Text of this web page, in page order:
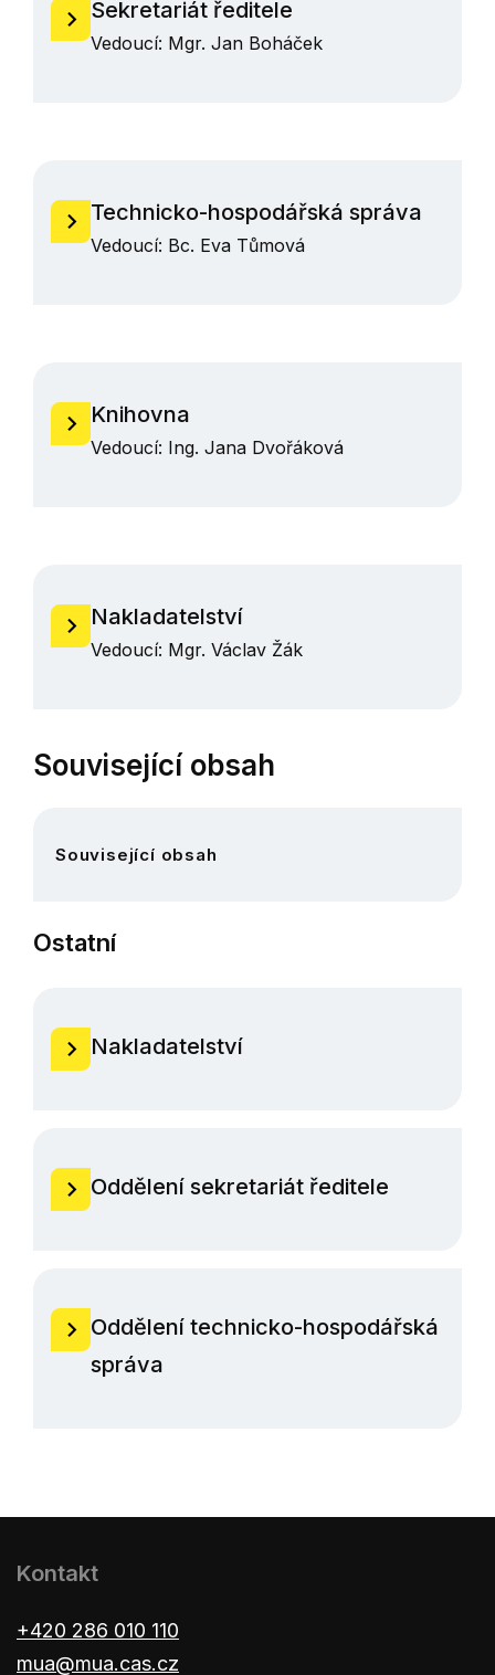
Sekretariát ředitele
Vedoucí: Mgr. Jan Boháček
Technicko-hospodářská správa
Vedoucí: Bc. Eva Tůmová
Knihovna
Vedoucí: Ing. Jana Dvořáková
Nakladatelství
Vedoucí: Mgr. Václav Žák
Související obsah
Související obsah
Ostatní
Nakladatelství
Oddělení sekretariát ředitele
Oddělení technicko-hospodářská
správa
Kontakt
+420 286 010 110
mua@mua.cas.cz